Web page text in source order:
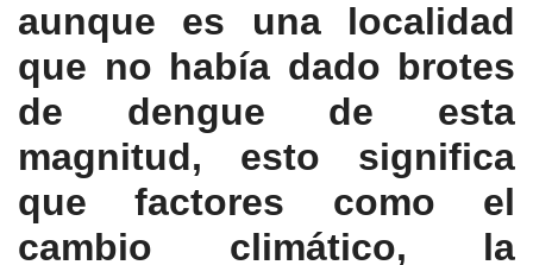
aunque es una localidad
que no había dado brotes
de dengue de esta
magnitud, esto significa
que factores como el
cambio climático, la